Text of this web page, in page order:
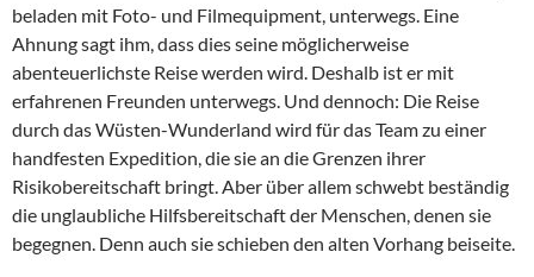
beladen mit Foto- und Filmequipment, unterwegs. Eine
Ahnung sagt ihm, dass dies seine möglicherweise
abenteuerlichste Reise werden wird. Deshalb ist er mit
erfahrenen Freunden unterwegs. Und dennoch: Die Reise
durch das Wüsten-Wunderland wird für das Team zu einer
handfesten Expedition, die sie an die Grenzen ihrer
Risikobereitschaft bringt. Aber über allem schwebt beständig
die unglaubliche Hilfsbereitschaft der Menschen, denen sie
begegnen. Denn auch sie schieben den alten Vorhang beiseite.